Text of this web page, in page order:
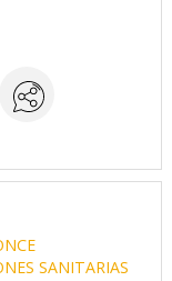
SANITARIAS